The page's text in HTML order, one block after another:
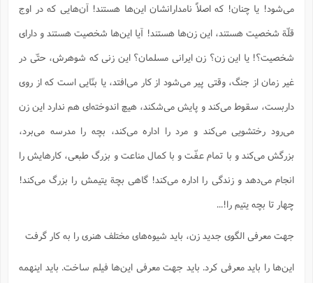
می‌شود! یا چنان! که اصلاً نامدارانشان این‌ها هستند! آن‌هایی که در اوج
قلّة شخصیت هستند، این زن‌ها هستند! آیا این‌ها شخصیت هستند و دارای
شخصیت؟! یا این زن؟ زن ایرانی مسلمان؟ این زنی که شوهرش، حتّی در
غیر زمان از جنگ، وقتی پیر می‌شود از کار می‌افتد، یا بنّایی است که از روی
داربست، سقوط می‌کند و پایش می‌شکند، هیچ اندوخته‌ای هم ندارد این زن
می‌رود رختشویی می‌کند و مرد را اداره می‌کند، بچه را مدرسه می‌برد،
بزرگش می‌کند و با تمام عفّت و با کمال مناعت و بزرگ طبعی، کارهایش را
انجام می‌دهد و زندگی را اداره می‌کند! گاهی بچة یتیمش را بزرگ می‌کند!
چهار تا بچه یتیم را!...
جهت معرفی الگوی جدید زن، باید شیوه‌های مختلف هنری را به کار گرفت
این‌ها را باید معرفی کرد. باید جهت معرفی این‌ها فیلم ساخت. باید اینهمه